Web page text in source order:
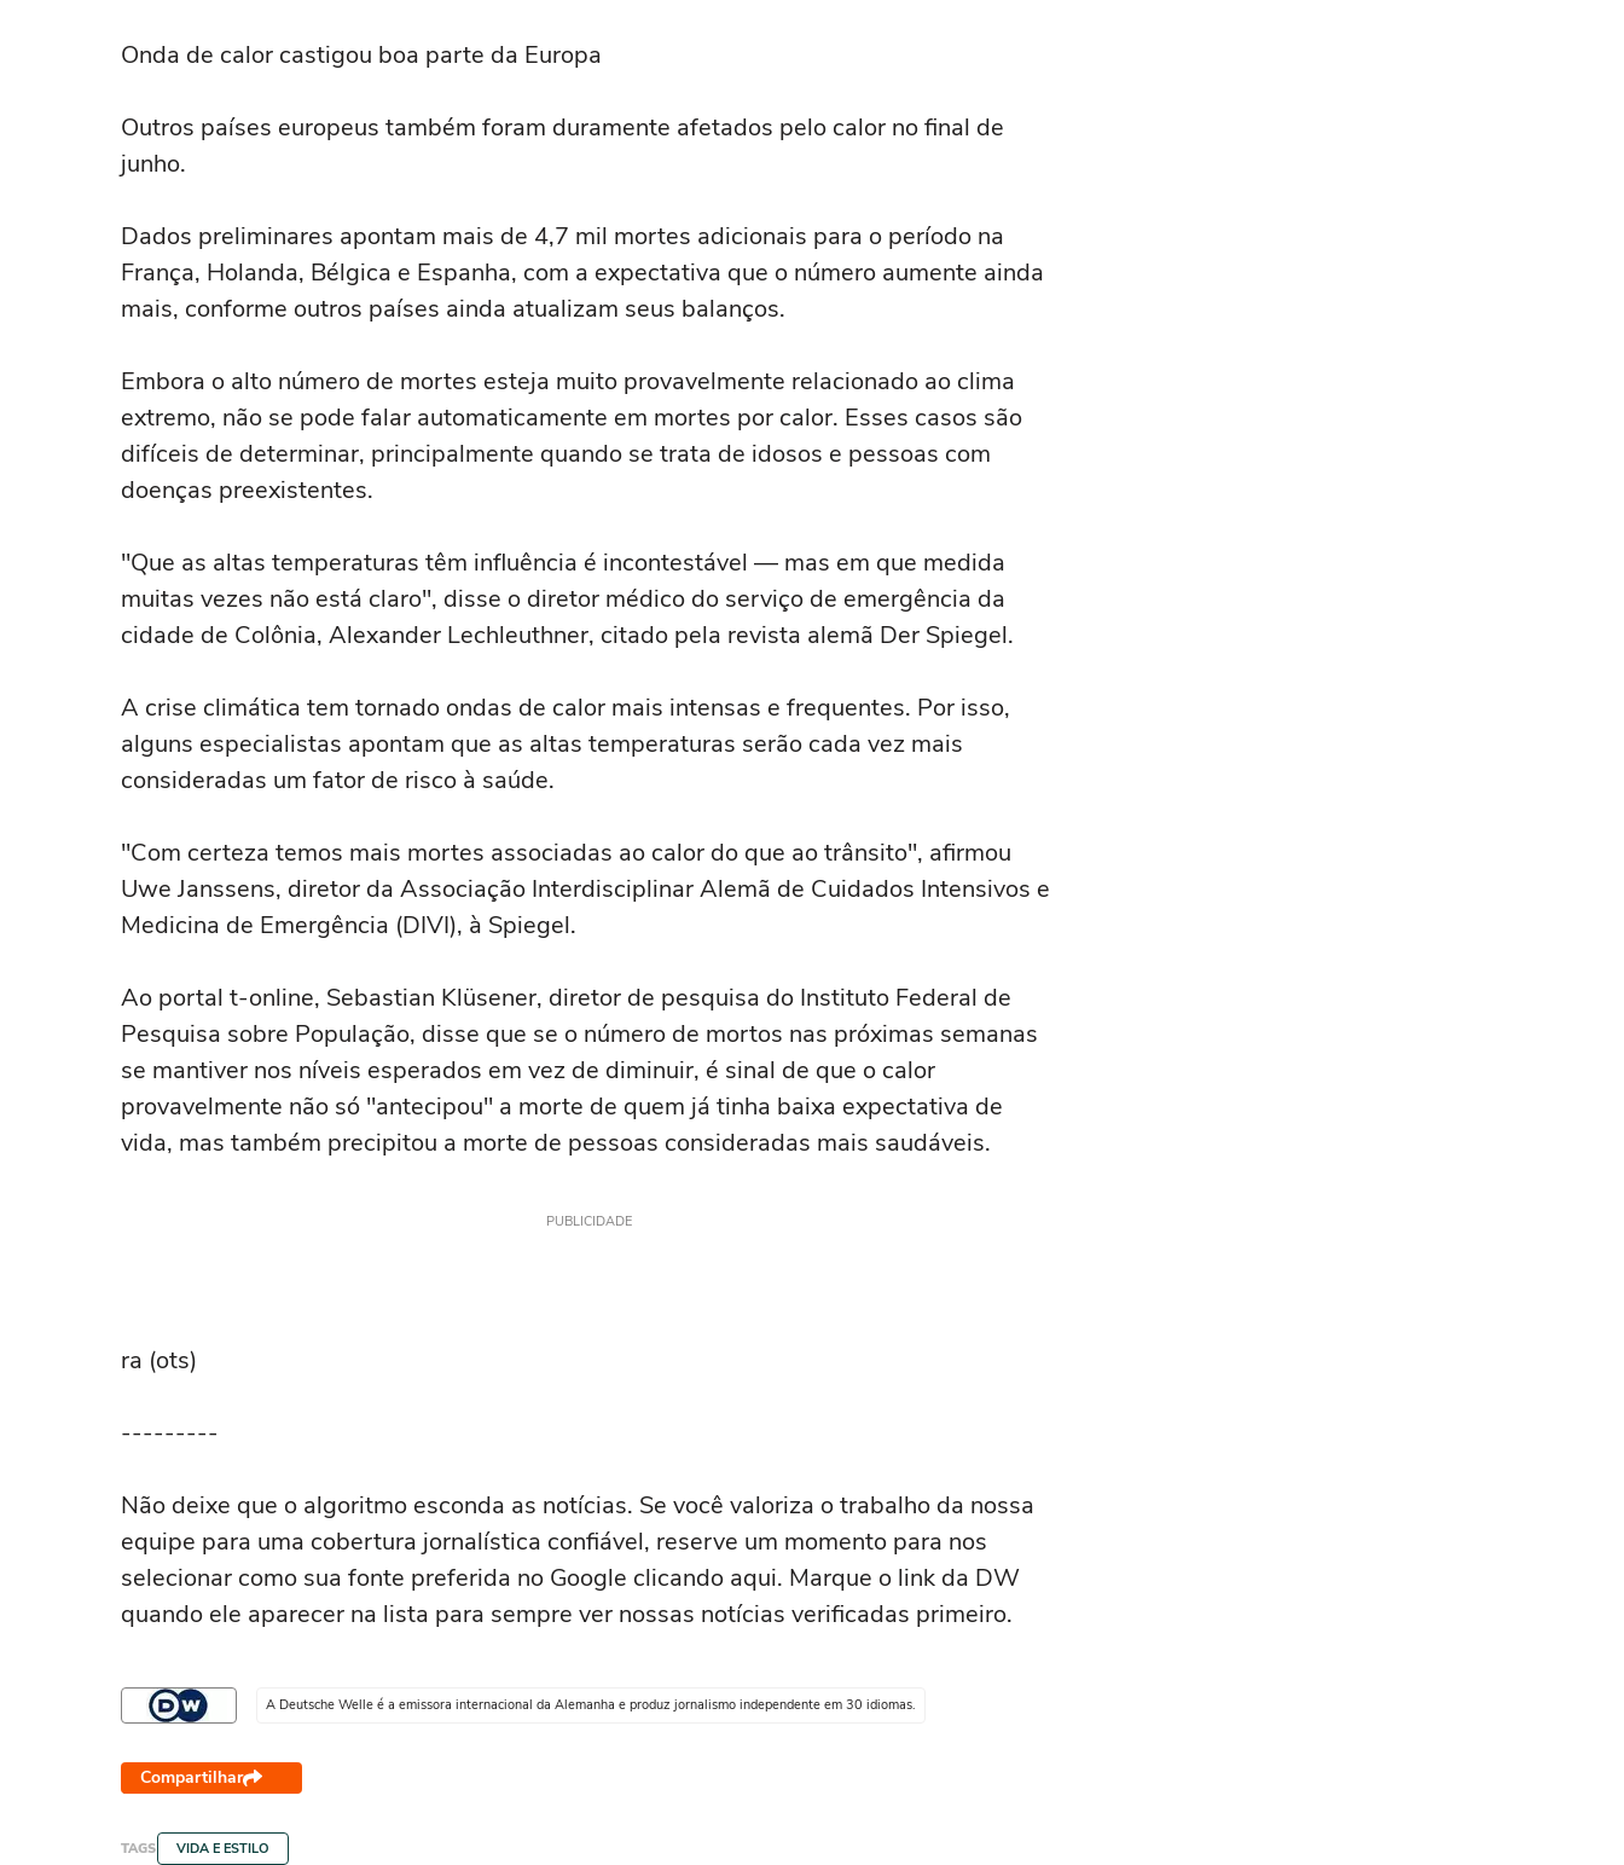
Onda de calor castigou boa parte da Europa
Outros países europeus também foram duramente afetados pelo calor no final de
junho.
Dados preliminares apontam mais de 4,7 mil mortes adicionais para o período na
França, Holanda, Bélgica e Espanha, com a expectativa que o número aumente ainda
mais, conforme outros países ainda atualizam seus balanços.
Embora o alto número de mortes esteja muito provavelmente relacionado ao clima
extremo, não se pode falar automaticamente em mortes por calor. Esses casos são
difíceis de determinar, principalmente quando se trata de idosos e pessoas com
doenças preexistentes.
"Que as altas temperaturas têm influência é incontestável — mas em que medida
muitas vezes não está claro", disse o diretor médico do serviço de emergência da
cidade de Colônia, Alexander Lechleuthner, citado pela revista alemã Der Spiegel.
A crise climática tem tornado ondas de calor mais intensas e frequentes. Por isso,
alguns especialistas apontam que as altas temperaturas serão cada vez mais
consideradas um fator de risco à saúde.
"Com certeza temos mais mortes associadas ao calor do que ao trânsito", afirmou
Uwe Janssens, diretor da Associação Interdisciplinar Alemã de Cuidados Intensivos e
Medicina de Emergência (DIVI), à Spiegel.
Ao portal t-online, Sebastian Klüsener, diretor de pesquisa do Instituto Federal de
Pesquisa sobre População, disse que se o número de mortos nas próximas semanas
se mantiver nos níveis esperados em vez de diminuir, é sinal de que o calor
provavelmente não só "antecipou" a morte de quem já tinha baixa expectativa de
vida, mas também precipitou a morte de pessoas consideradas mais saudáveis.
PUBLICIDADE
ra (ots)
---------
Não deixe que o algoritmo esconda as notícias. Se você valoriza o trabalho da nossa
equipe para uma cobertura jornalística confiável, reserve um momento para nos
selecionar como sua fonte preferida no Google clicando aqui. Marque o link da DW
quando ele aparecer na lista para sempre ver nossas notícias verificadas primeiro.
A Deutsche Welle é a emissora internacional da Alemanha e produz jornalismo independente em 30 idiomas.
Compartilhar
TAGS VIDA E ESTILO